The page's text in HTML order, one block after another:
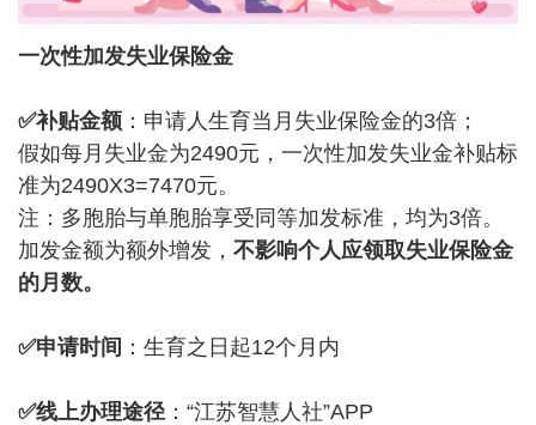
一次性加发失业保险金
✅补贴金额 ：申请人生育当月失业保险金的3倍；
假如每月失业金为2490元，一次性加发失业金补贴标
准为2490X3=7470元。
注：多胞胎与单胞胎享受同等加发标准，均为3倍。
加发金额为额外增发， 不影响个人应领取失业保险金
的月数。
✅申请时间 ：生育之日起12个月内
✅线上办理途径 ：“江苏智慧人社”APP